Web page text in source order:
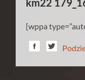
km22
[wppa